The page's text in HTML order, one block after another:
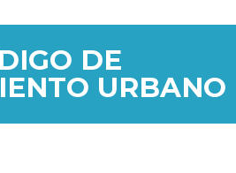
DE
URBANO